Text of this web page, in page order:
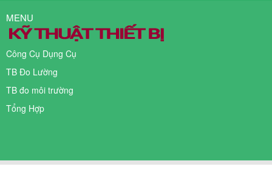
MENU
Công Cụ Dụng Cụ
TB Đo Lường
TB đo môi trường
Tổng Hợp